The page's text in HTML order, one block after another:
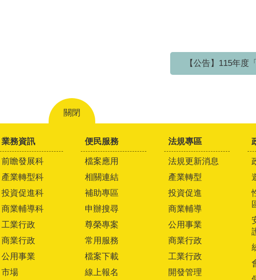
【公告】115年度
關閉
業務資訊
前瞻發展科
產業轉型科
投資促進科
商業輔導科
工業行政
商業行政
公用事業
市場
便民服務
檔案應用
相關連結
補助專區
申辦搜尋
尊榮專案
常用服務
檔案下載
線上報名
法規專區
法規更新消息
產業轉型
投資促進
商業輔導
公用事業
商業行政
工業行政
開發管理